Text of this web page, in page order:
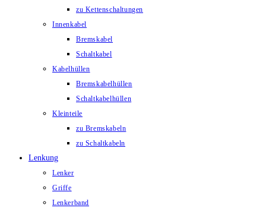
zu Kettenschaltungen
Innenkabel
Bremskabel
Schaltkabel
Kabelhüllen
Bremskabelhüllen
Schaltkabelhüllen
Kleinteile
zu Bremskabeln
zu Schaltkabeln
Lenkung
Lenker
Griffe
Lenkerband